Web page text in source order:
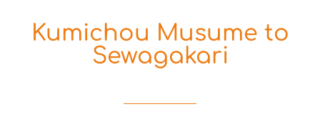
Kumichou Musume to
Sewagakari